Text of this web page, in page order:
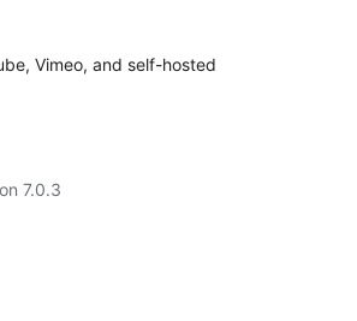
Vimeo, and self-hosted
7.0.3